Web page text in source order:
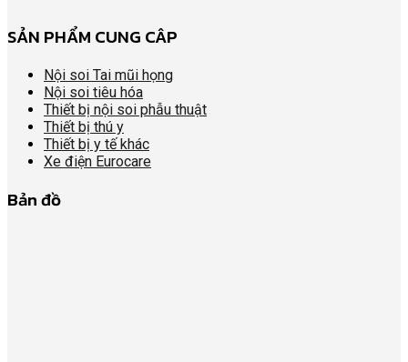
SẢN PHẨM CUNG CÂP
Nội soi Tai mũi họng
Nội soi tiêu hóa
Thiết bị nội soi phẫu thuật
Thiết bị thú y
Thiết bị y tế khác
Xe điện Eurocare
Bản đồ